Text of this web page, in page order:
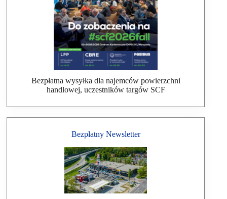
Bezpłatna wysyłka dla najemców powierzchni
handlowej, uczestników targów SCF
Bezpłatny Newsletter